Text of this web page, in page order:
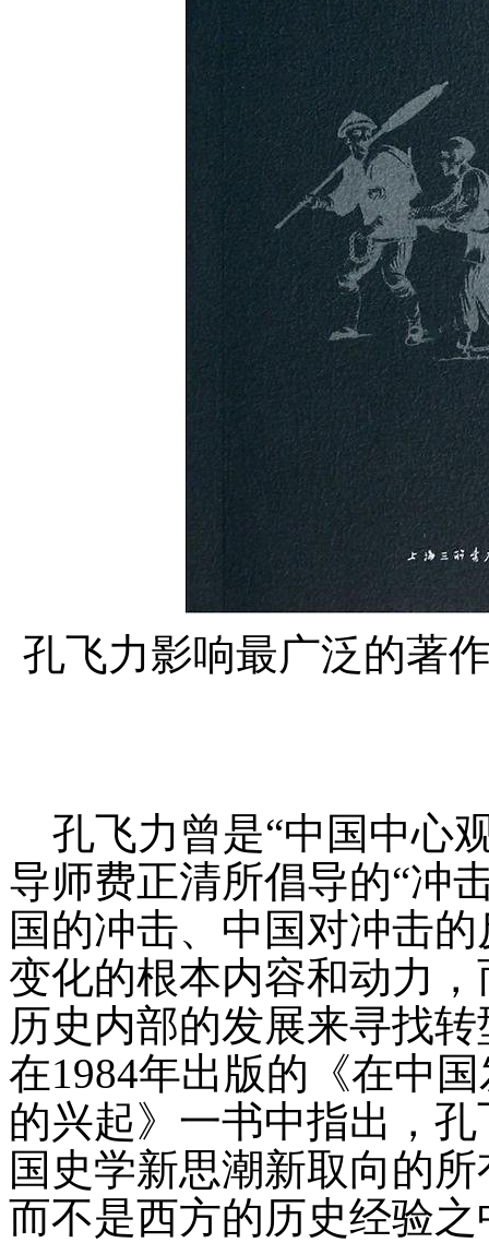
孔飞力影响最广泛的著
孔飞力曾是“中国中心
导师费正清所倡导的“冲
国的冲击、中国对冲击
变化的根本内容和动力
历史内部的发展来寻找
在1984年出版的《在中
的兴起》一书中指出，
国史学新思潮新取向的
而不是西方的历史经验之